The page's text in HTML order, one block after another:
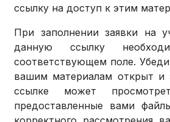
ссылку на доступ к этим
При заполнении заявки на
данную ссылку
соответствующем поле.
вашим материалам открыт и
ссылке может
предоставленные вами